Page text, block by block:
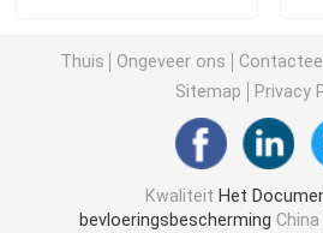
Zwart kartondocument
In te ademen Plakband
Inpakkend Broodjesdocument
Thuis Ongeveer ons
Sitemap
Privacy
Kwaliteit Het
bevloeringsbescherming